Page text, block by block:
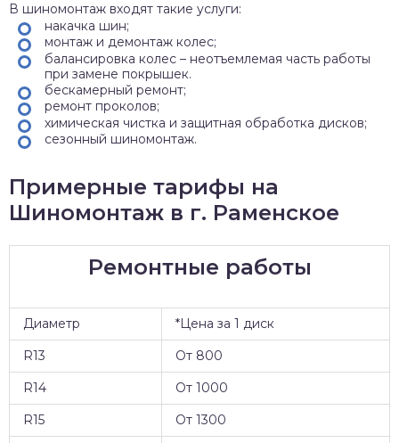
В шиномонтаж входят такие услуги:
накачка шин;
монтаж и демонтаж колес;
балансировка колес – неотъемлемая часть работы
при замене покрышек.
бескамерный ремонт;
ремонт проколов;
химическая чистка и защитная обработка дисков;
сезонный шиномонтаж.
Примерные тарифы на
Шиномонтаж в г. Раменское
Ремонтные работы
Диаметр
*Цена за 1 диск
R13
От 800
R14
От 1000
R15
От 1300